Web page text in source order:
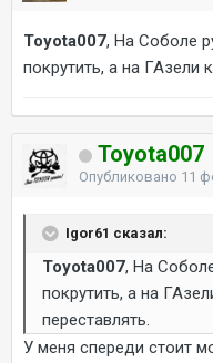
Toyota007, На Соболе
покрутить, а на ГАзели
Toyota007
Опубликовано 11
Igor61 сказал:
Toyota007, На
покрутить, а на
переставлять.
У меня спереди стоит